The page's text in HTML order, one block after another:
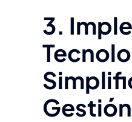
3.
Gestión